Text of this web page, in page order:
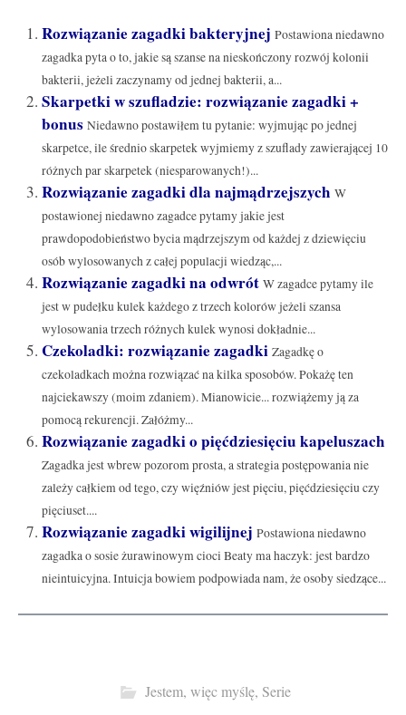
Rozwiązanie zagadki bakteryjnej Postawiona niedawno
zagadka pyta o to, jakie są szanse na nieskończony rozwój kolonii
bakterii, jeżeli zaczynamy od jednej bakterii, a...
Skarpetki w szufladzie: rozwiązanie zagadki +
bonus Niedawno postawiłem tu pytanie: wyjmując po jednej
skarpetce, ile średnio skarpetek wyjmiemy z szuflady zawierającej 10
różnych par skarpetek (niesparowanych!)...
Rozwiązanie zagadki dla najmądrzejszych W
postawionej niedawno zagadce pytamy jakie jest
prawdopodobieństwo bycia mądrzejszym od każdej z dziewięciu
osób wylosowanych z całej populacji wiedząc,...
Rozwiązanie zagadki na odwrót W zagadce pytamy ile
jest w pudełku kulek każdego z trzech kolorów jeżeli szansa
wylosowania trzech różnych kulek wynosi dokładnie...
Czekoladki: rozwiązanie zagadki Zagadkę o
czekoladkach można rozwiązać na kilka sposobów. Pokażę ten
najciekawszy (moim zdaniem). Mianowicie... rozwiążemy ją za
pomocą rekurencji. Załóżmy...
Rozwiązanie zagadki o pięćdziesięciu kapeluszach
Zagadka jest wbrew pozorom prosta, a strategia postępowania nie
zależy całkiem od tego, czy więźniów jest pięciu, pięćdziesięciu czy
pięciuset....
Rozwiązanie zagadki wigilijnej Postawiona niedawno
zagadka o sosie żurawinowym cioci Beaty ma haczyk: jest bardzo
nieintuicyjna. Intuicja bowiem podpowiada nam, że osoby siedzące...
Jestem, więc myślę, Serie